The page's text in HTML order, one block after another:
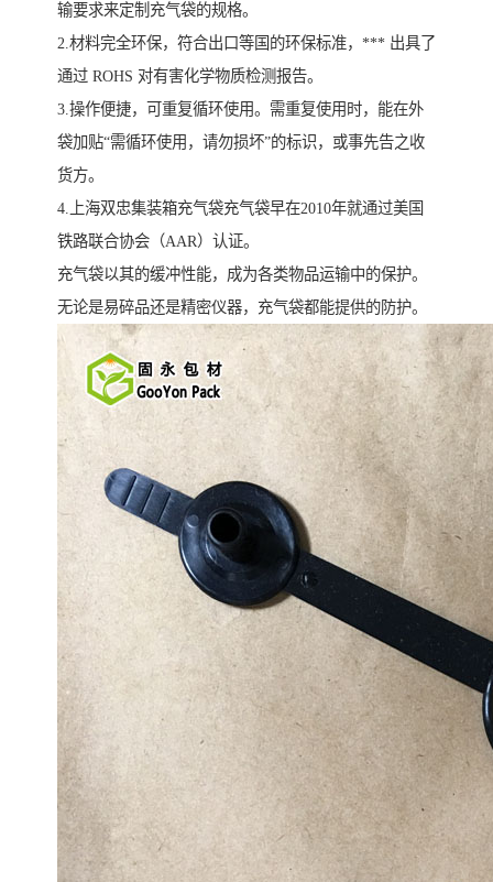
输要求来定制充气袋的规格。
2.材料完全环保，符合出口等国的环保标准，*** 出具了
通过 ROHS 对有害化学物质检测报告。
3.操作便捷，可重复循环使用。需重复使用时，能在外
袋加贴“需循环使用，请勿损坏”的标识，或事先告之收
货方。
4.上海双忠集装箱充气袋充气袋早在2010年就通过美国
铁路联合协会（AAR）认证。
充气袋以其的缓冲性能，成为各类物品运输中的保护。
无论是易碎品还是精密仪器，充气袋都能提供的防护。